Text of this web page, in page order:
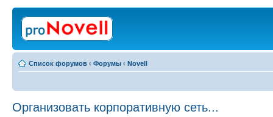
Список форумов ‹ Форумы ‹ Novell
Организовать корпоративную сеть...